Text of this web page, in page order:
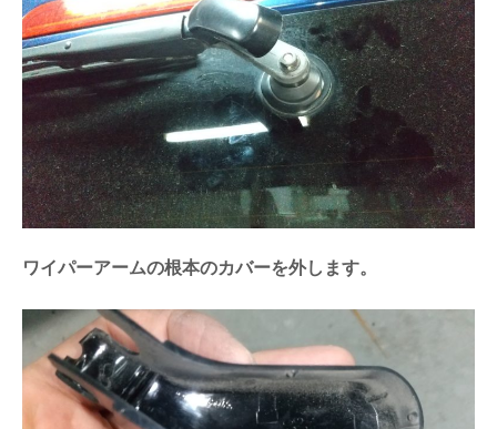
ワイパーアームの根本のカバーを外します。